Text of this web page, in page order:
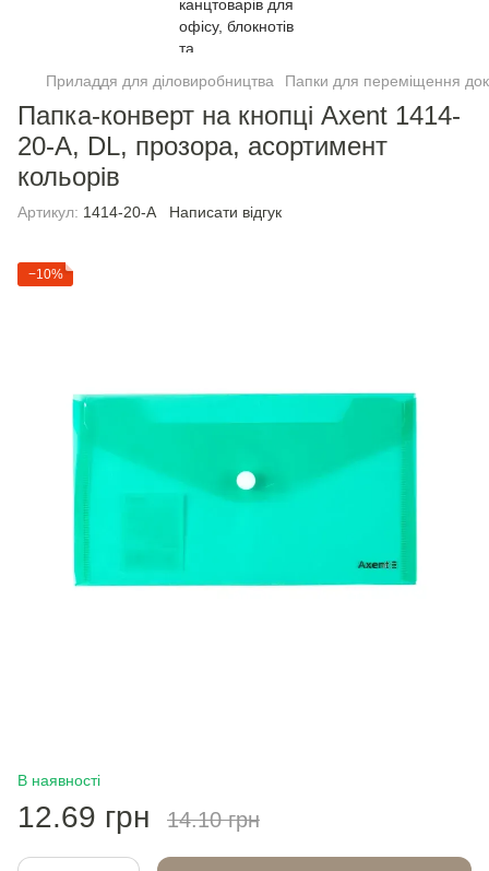
Приладдя для діловиробництва Папки для переміщення
Папка-конверт на кнопці Axent 1414-
20-A, DL, прозора, асортимент
кольорів
Артикул: 1414-20-A Написати відгук
−10%
В наявності
12.69 грн 14.10 грн